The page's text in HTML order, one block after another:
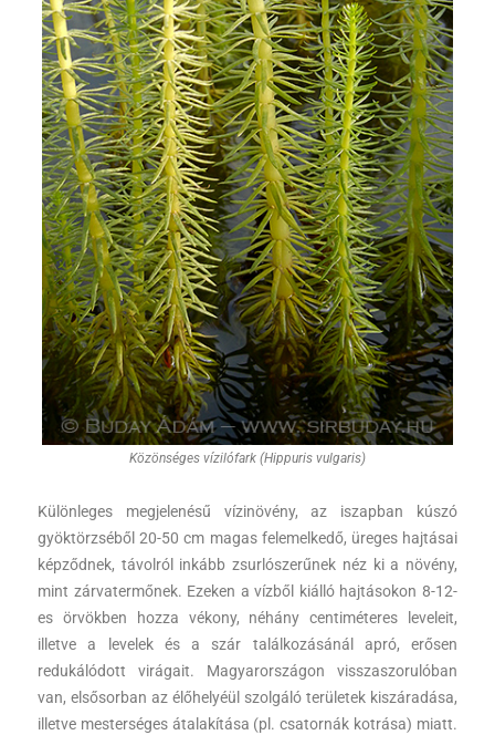
Közönséges vízilófark (Hippuris vulgaris)
Különleges megjelenésű vízinövény, az iszapban kúszó
gyöktörzséből 20-50 cm magas felemelkedő, üreges hajtásai
képződnek, távolról inkább zsurlószerűnek néz ki a növény,
mint zárvatermőnek. Ezeken a vízből kiálló hajtásokon 8-12-
es örvökben hozza vékony, néhány centiméteres leveleit,
illetve a levelek és a szár találkozásánál apró, erősen
redukálódott virágait. Magyarországon visszaszorulóban
van, elsősorban az élőhelyéül szolgáló területek kiszáradása,
illetve mesterséges átalakítása (pl. csatornák kotrása) miatt.